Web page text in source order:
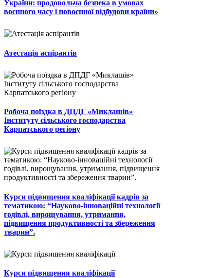
України: продовольча безпека в умовах
воєнного часу і повоєнної відбудови країни»
Атестація аспірантів
Робоча поїздка в ДПДГ «Миклашів»
Інституту сільського господарства
Карпатського регіону
Курси підвищення кваліфікації кадрів за
тематикою: “Науково-інноваційні технології
годівлі, вирощування, утримання,
підвищення продуктивності та збереження
тварин”.
Курси підвищення кваліфікації